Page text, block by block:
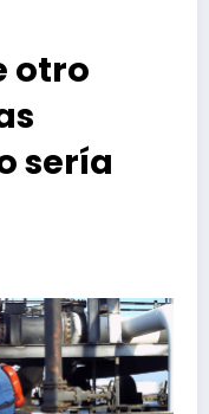
otro
sería